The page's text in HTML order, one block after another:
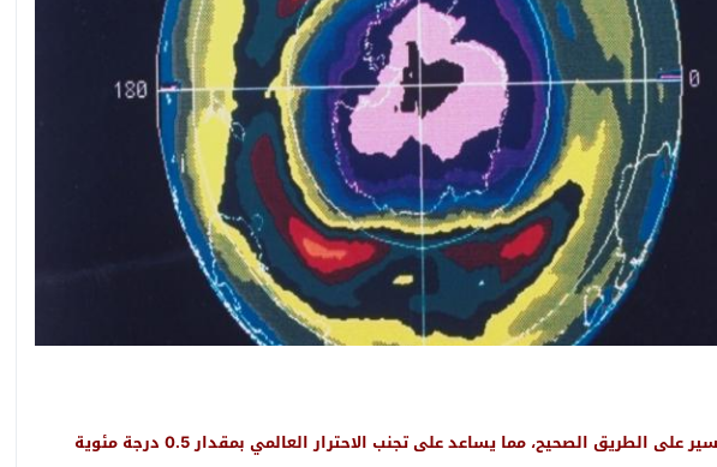
الطريق الصحيح، مما يساعد على تجنب الاحترار العالمي بمقدار 0.5 درجة مئوية